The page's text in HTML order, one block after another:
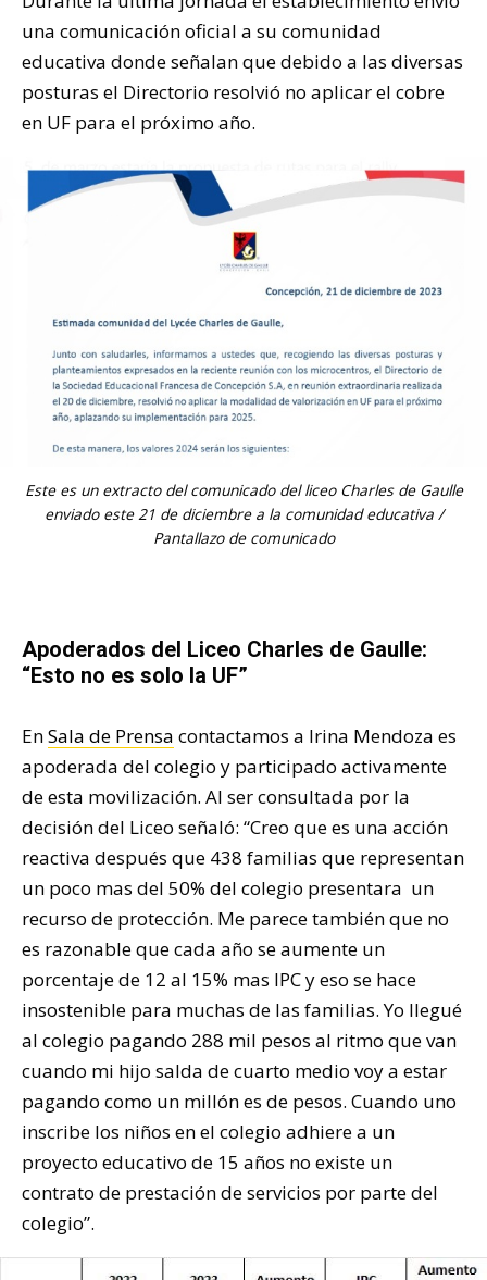
una comunicación oficial a su comunidad
educativa donde señalan que debido a las diversas
posturas el Directorio resolvió no aplicar el cobre
en UF para el próximo año.
Este es un extracto del comunicado del liceo Charles de Gaulle
enviado este 21 de diciembre a la comunidad educativa /
Pantallazo de comunicado
Apoderados del Liceo Charles de Gaulle:
“Esto no es solo la UF”
EnSala de Prensa contactamos a Irina Mendoza es
apoderada del colegio y participado activamente
de esta movilización. Al ser consultada por la
decisión del Liceo señaló: “Creo que es una acción
reactiva después que 438 familias que representan
un poco mas del 50% del colegio presentara un
recurso de protección. Me parece también que no
es razonable que cada año se aumente un
porcentaje de 12 al 15% mas IPC y eso se hace
insostenible para muchas de las familias. Yo llegué
al colegio pagando 288 mil pesos al ritmo que van
cuando mi hijo salda de cuarto medio voy a estar
pagando como un millón es de pesos. Cuando uno
inscribe los niños en el colegio adhiere a un
proyecto educativo de 15 años no existe un
contrato de prestación de servicios por parte del
colegio”.